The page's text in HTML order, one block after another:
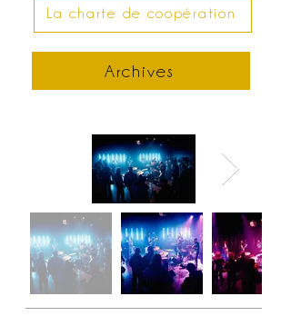
La charte de coopération
Archives